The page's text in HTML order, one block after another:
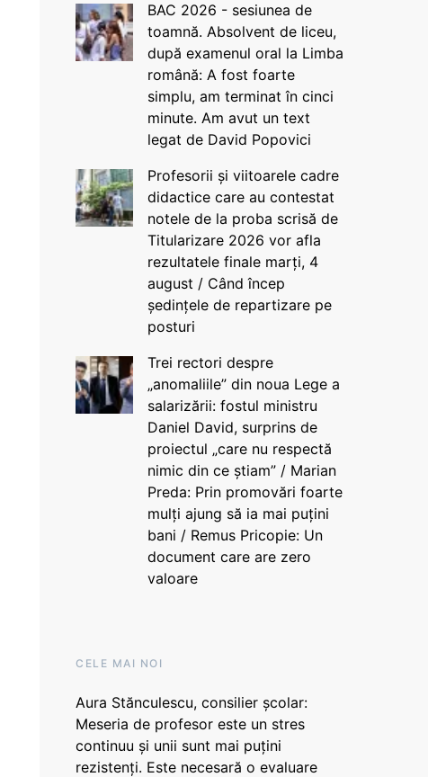
BAC 2026 - sesiunea de
toamnă. Absolvent de liceu,
după examenul oral la Limba
română: A fost foarte
simplu, am terminat în cinci
minute. Am avut un text
legat de David Popovici
Profesorii și viitoarele cadre
didactice care au contestat
notele de la proba scrisă de
Titularizare 2026 vor afla
rezultatele finale marți, 4
august / Când încep
ședințele de repartizare pe
posturi
Trei rectori despre
„anomaliile” din noua Lege a
salarizării: fostul ministru
Daniel David, surprins de
proiectul „care nu respectă
nimic din ce știam” / Marian
Preda: Prin promovări foarte
mulți ajung să ia mai puțini
bani / Remus Pricopie: Un
document care are zero
valoare
CELE MAI NOI
Aura Stănculescu, consilier școlar:
Meseria de profesor este un stres
continuu și unii sunt mai puțini
rezistenți. Este necesară o evaluare